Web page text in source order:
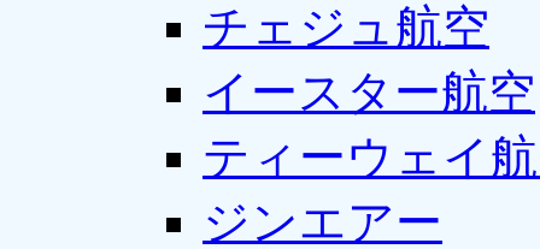
チェジュ航空
イースター航空
ティーウェイ
ジンエアー